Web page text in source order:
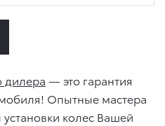
дилера — это гарантия
Опытные мастера
колес Вашей